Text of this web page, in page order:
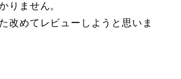
りません。
改めてレビューしようと思いま